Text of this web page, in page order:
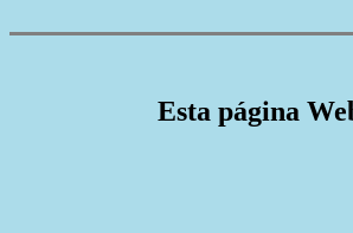
Esta página